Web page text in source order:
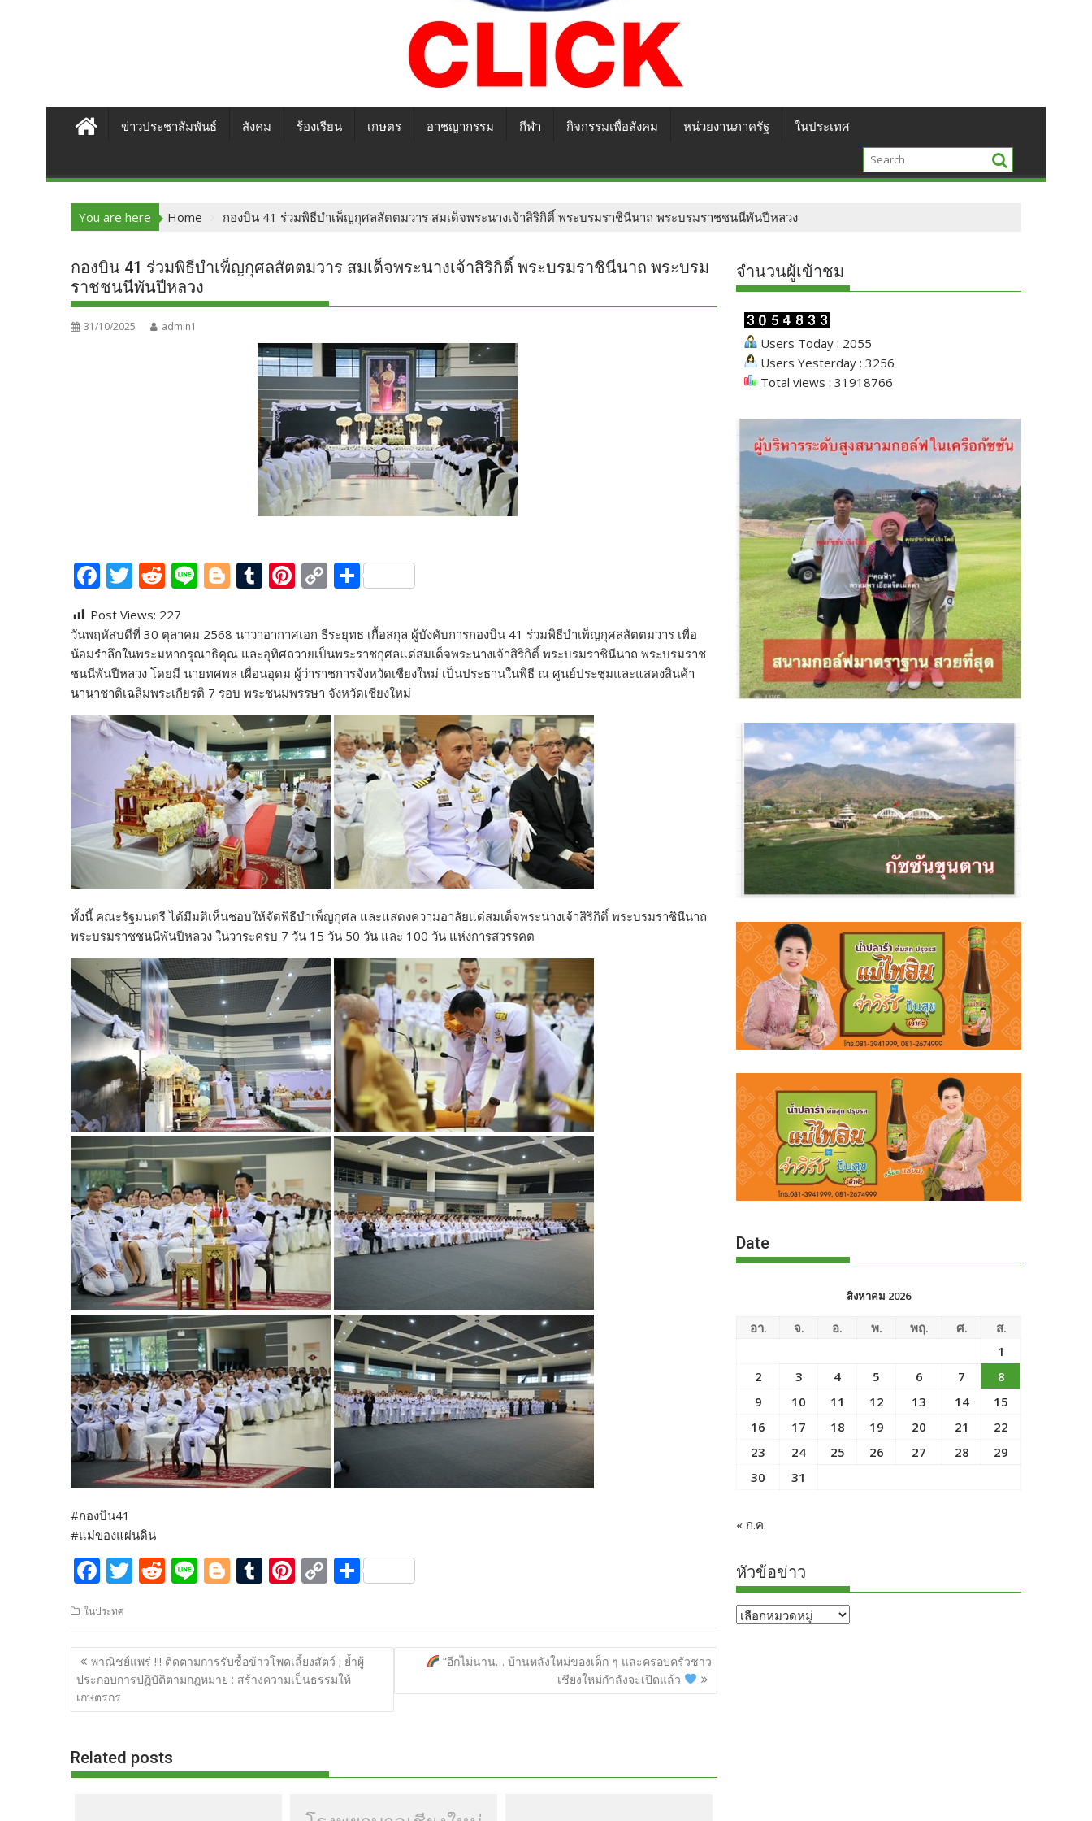
ข่าวประชาสัมพันธ์ สังคม ร้องเรียน เกษตร อาชญากรรม กีฬา กิจกรรมเพื่อสังคม หน่วยงานภาครัฐ ในประเทศ
You are here Home กองบิน 41 ร่วมพิธีบำเพ็ญกุศลสัตตมวาร สมเด็จพระนางเจ้าสิริกิติ์ พระบรมราชินีนาถ พระบรมราชชนนีพันปีหลวง
กองบิน 41 ร่วมพิธีบำเพ็ญกุศลสัตตมวาร สมเด็จพระนางเจ้าสิริกิติ์ พระบรมราชินีนาถ พระบรม
ราชชนนีพันปีหลวง
31/10/2025 admin1
F
e
b
o
o
k
T
itt
er
R
d
di
t
Li
e
Bl
g
g
er
T
m
bl
r
Pi
er
e
st
C
p
y
Li
n
k
S
ar
e
Post Views: 227
วันพฤหัสบดีที่ 30 ตุลาคม 2568 นาวาอากาศเอก ธีระยุทธ เกื้อสกุล ผู้บังคับการกองบิน 41 ร่วมพิธีบำเพ็ญกุศลสัตตมวาร เพื่อ
น้อมรำลึกในพระมหากรุณาธิคุณ และอุทิศถวายเป็นพระราชกุศลแด่สมเด็จพระนางเจ้าสิริกิติ์ พระบรมราชินีนาถ พระบรมราช
ชนนีพันปีหลวง โดยมี นายทศพล เผื่อนอุดม ผู้ว่าราชการจังหวัดเชียงใหม่ เป็นประธานในพิธี ณ ศูนย์ประชุมและแสดงสินค้า
นานาชาติเฉลิมพระเกียรติ 7 รอบ พระชนมพรรษา จังหวัดเชียงใหม่
ทั้งนี้ คณะรัฐมนตรี ได้มีมติเห็นชอบให้จัดพิธีบำเพ็ญกุศล และแสดงความอาลัยแด่สมเด็จพระนางเจ้าสิริกิติ์ พระบรมราชินีนาถ
พระบรมราชชนนีพันปีหลวง ในวาระครบ 7 วัน 15 วัน 50 วัน และ 100 วัน แห่งการสวรรคต
#กองบิน41
#แม่ของแผ่นดิน
F
e
b
o
o
T
itt
er
R
d
di
t
Li
e
Bl
g
g
er
T
m
bl
r
Pi
er
e
st
C
p
y
Li
S
ar
e
ในประทศ
แนะแนว
เรื่อง
พาณิชย์แพร่ !!! ติดตามการรับซื้อข้าวโพดเลี้ยงสัตว์ ; ย้ำผู้
ประกอบการปฏิบัติตามกฎหมาย : สร้างความเป็นธรรมให้
เกษตรกร
“อีกไม่นาน… บ้านหลังใหม่ของเด็ก ๆ และครอบครัวชาว
เชียงใหม่กำลังจะเปิดแล้ว
Related posts
จำนวนผู้เข้าชม
Users Today : 2055
Users Yesterday : 3256
Total views : 31918766
Date
สิงหาคม 2026
อา. จ. อ. พ. พฤ. ศ.
ส.
1
2
3 4 5 6 7
8
9
10 11 12 13 14
15
16
17 18 19 20 21
22
23
24 25 26 27 28
29
30
31
« ก.ค.
หัวข้อข่าว
หัวข้อ